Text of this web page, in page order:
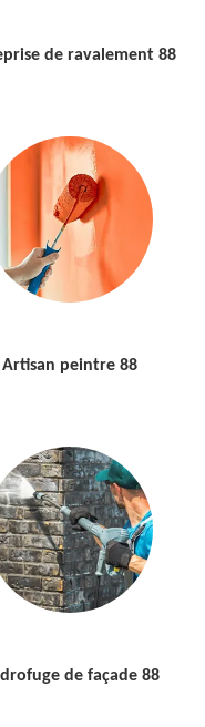
de ravalement 88
Artisan peintre 88
de façade 88